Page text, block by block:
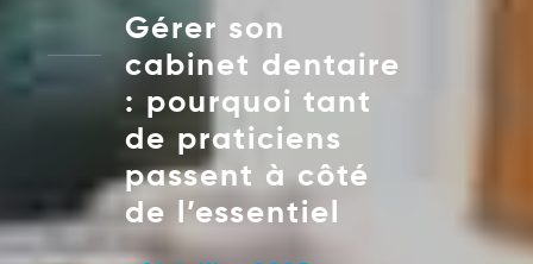
Gérer son
cabinet dentaire
: pourquoi tant
de praticiens
passent à côté
de l’essentiel